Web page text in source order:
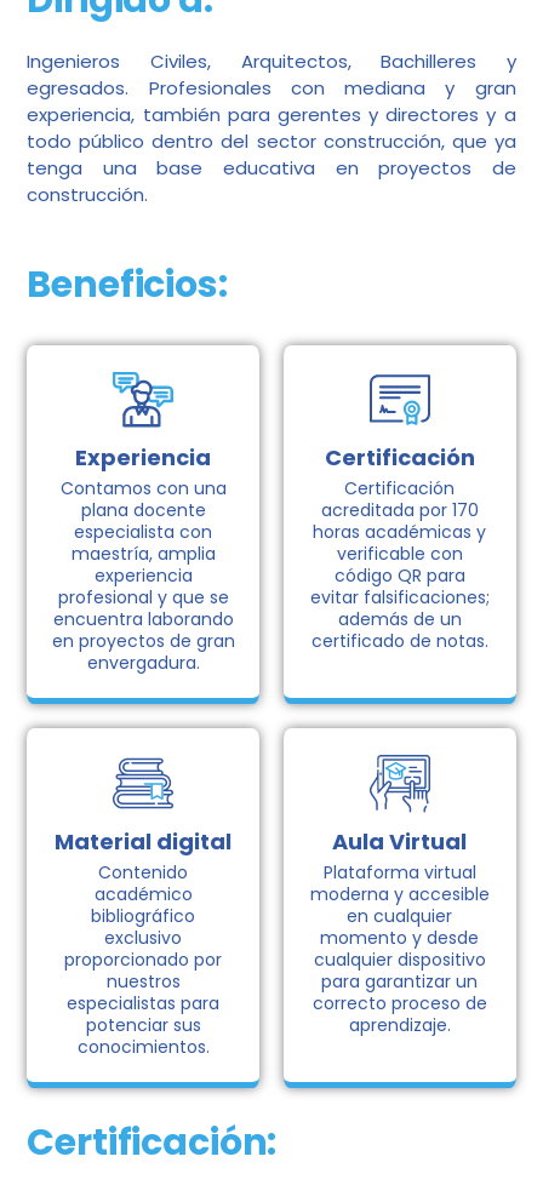
Ingenieros Civiles, Arquitectos, Bachilleres y
egresados. Profesionales con mediana y gran
experiencia, también para gerentes y directores y a
todo público dentro del sector construcción, que ya
tenga una base educativa en proyectos de
construcción.
Beneficios:
Experiencia
Contamos con una
plana docente
especialista con
maestría, amplia
experiencia
profesional y que se
encuentra laborando
en proyectos de gran
envergadura.
Certificación
Certificación
acreditada por 170
horas académicas y
verificable con
código QR para
evitar falsificaciones;
además de un
certificado de notas.
Material digital
Contenido
académico
bibliográfico
exclusivo
proporcionado por
nuestros
especialistas para
potenciar sus
conocimientos.
Aula Virtual
Plataforma virtual
moderna y accesible
en cualquier
momento y desde
cualquier dispositivo
para garantizar un
correcto proceso de
aprendizaje.
Certificación: